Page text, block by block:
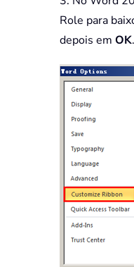
Role para
depois em OK.